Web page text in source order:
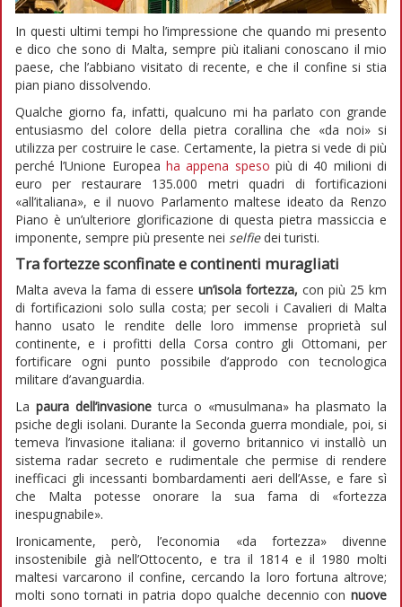
In questi ultimi tempi ho l’impressione che quando mi presento
e dico che sono di Malta, sempre più italiani conoscano il mio
paese, che l’abbiano visitato di recente, e che il confine si stia
pian piano dissolvendo.
Qualche giorno fa, infatti, qualcuno mi ha parlato con grande
entusiasmo del colore della pietra corallina che «da noi» si
utilizza per costruire le case. Certamente, la pietra si vede di più
perché l’Unione Europea ha appena speso più di 40 milioni di
euro per restaurare 135.000 metri quadri di fortificazioni
«all’italiana», e il nuovo Parlamento maltese ideato da Renzo
Piano è un’ulteriore glorificazione di questa pietra massiccia e
imponente, sempre più presente nei selfiedei turisti.
Tra fortezze sconfinate e continenti muragliati
Malta aveva la fama di essere un’isola fortezza, con più 25 km
di fortificazioni solo sulla costa; per secoli i Cavalieri di Malta
hanno usato le rendite delle loro immense proprietà sul
continente, e i profitti della Corsa contro gli Ottomani, per
fortificare ogni punto possibile d’approdo con tecnologica
militare d’avanguardia.
La paura dell’invasione turca o «musulmana» ha plasmato la
psiche degli isolani. Durante la Seconda guerra mondiale, poi, si
temeva l’invasione italiana: il governo britannico vi installò un
sistema radar secreto e rudimentale che permise di rendere
inefficaci gli incessanti bombardamenti aeri dell’Asse, e fare sì
che Malta potesse onorare la sua fama di «fortezza
inespugnabile».
Ironicamente, però, l’economia «da fortezza» divenne
insostenibile già nell’Ottocento, e tra il 1814 e il 1980 molti
maltesi varcarono il confine, cercando la loro fortuna altrove;
molti sono tornati in patria dopo qualche decennio con nuove